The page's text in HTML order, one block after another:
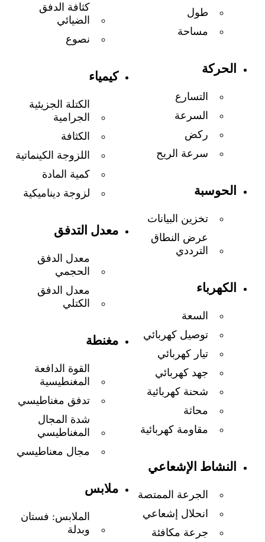
طول
مساحة
الحركة
التسارع
السرعة
ركض
سرعة الريح
الحوسبة
تخزين البيانات
عرض النطاق
الترددي
الكهرباء
السعة
توصيل كهربائي
تيار كهربائي
جهد كهربائي
شحنة كهربائية
محاثة
مقاومة كهربائية
النشاط الإشعاعي
الجرعة الممتصة
انحلال إشعاعي
جرعة مكافئة
كثافة الدفق
الضيائي
نصوع
كيمياء
الكتلة الجزيئية
الجرامية
الكثافة
اللزوجة الكينماتية
كمية المادة
لزوجة ديناميكية
معدل التدفق
معدل الدفق
الحجمي
معدل الدفق
الكتلي
مغنطة
القوة الدافعة
المغنطيسية
تدفق مغناطيسي
شدة المجال
المغناطيسي
مجال معناطيسي
ملابس
الملابس: فستان
وبدلة